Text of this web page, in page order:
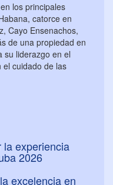
los principales
catorce en
Cayo Ensenachos,
de una propiedad en
liderazgo en el
cuidado de las
la experiencia
2026
excelencia en